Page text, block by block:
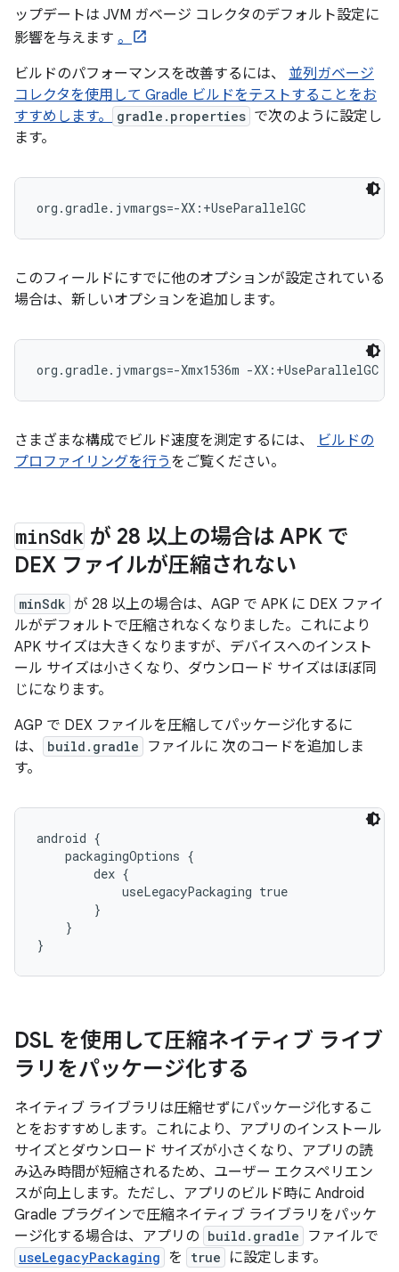
ップデートは JVM ガベージ コレクタのデフォルト設定に
影響を与えます 。
ビルドのパフォーマンスを改善するには、 並列ガベージ
コレクタを使用して Gradle ビルドをテストすることをお
すすめします。
gradle.properties で次のように設定し
ます。
org.gradle.jvmargs=-XX:+UseParallelGC
このフィールドにすでに他のオプションが設定されている
場合は、新しいオプションを追加します。
org.gradle.jvmargs=-Xmx1536m -XX:+UseParallelGC
さまざまな構成でビルド速度を測定するには、
ビルドの
プロファイリングを行う をご覧ください。
minSdk が 28 以上の場合は APK で
DEX ファイルが圧縮されない
minSdk が 28 以上の場合は、AGP で APK に DEX ファイ
ルがデフォルトで圧縮されなくなりました。これにより
APK サイズは大きくなりますが、デバイスへのインスト
ール サイズは小さくなり、ダウンロード サイズはほぼ同
じになります。
AGP で DEX ファイルを圧縮してパッケージ化するに
は、
build.gradle
ファイルに 次のコードを追加しま
す。
android {
    packagingOptions {
        dex {
            useLegacyPackaging true
        }
    }
}
DSL を使用して圧縮ネイティブ ライブ
ラリをパッケージ化する
ネイティブ ライブラリは圧縮せずにパッケージ化するこ
とをおすすめします。これにより、アプリのインストール
サイズとダウンロード サイズが小さくなり、アプリの読
み込み時間が短縮されるため、ユーザー エクスペリエン
スが向上します。ただし、アプリのビルド時に Android
Gradle プラグインで圧縮ネイティブ ライブラリをパッケ
ージ化する場合は、アプリの build.gradle ファイルで
useLegacyPackaging を true に設定します。